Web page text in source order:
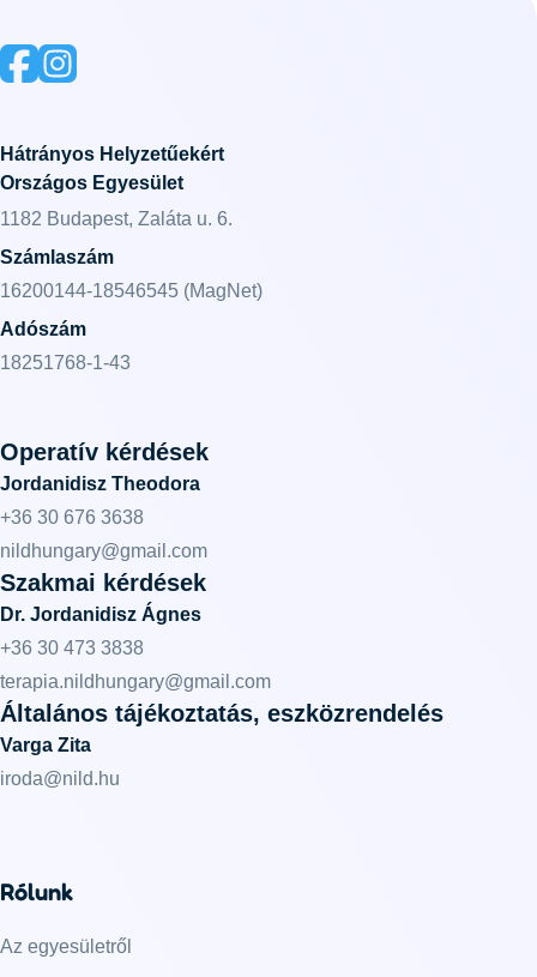
Hátrányos Helyzetűekért
Országos Egyesület
1182 Budapest, Zaláta u. 6.
Számlaszám
16200144-18546545 (MagNet)
Adószám
18251768-1-43
Operatív kérdések
Jordanidisz Theodora
+36 30 676 3638
nildhungary@gmail.com
Szakmai kérdések
Dr. Jordanidisz Ágnes
+36 30 473 3838
terapia.nildhungary@gmail.com
Általános tájékoztatás, eszközrendelés
Varga Zita
iroda@nild.hu
Rólunk
Az egyesületről